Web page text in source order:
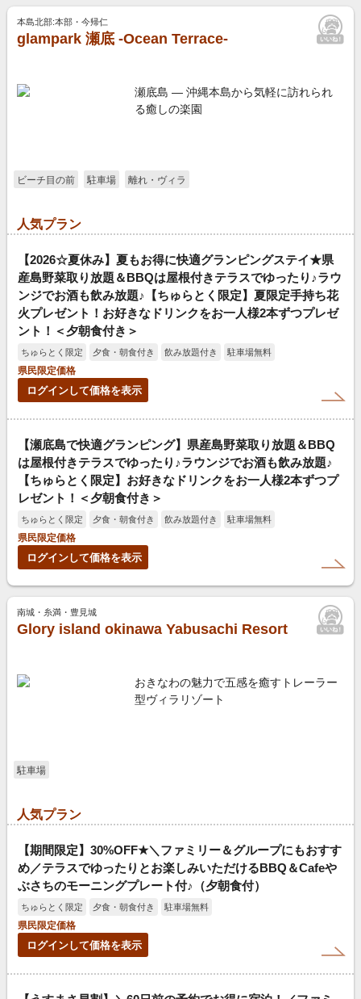
本島北部:本部・今帰仁
glampark 瀬底 -Ocean Terrace-
瀬底島 — 沖縄本島から気軽に訪れられ
る癒しの楽園
ビーチ目の前 駐車場 離れ・ヴィラ
人気プラン
【2026☆夏休み】夏もお得に快適グランピングステイ★県
産島野菜取り放題＆BBQは屋根付きテラスでゆったり♪ラウ
ンジでお酒も飲み放題♪【ちゅらとく限定】夏限定手持ち花
火プレゼント！お好きなドリンクをお一人様2本ずつプレゼ
ント！＜夕朝食付き＞
ちゅらとく限定 夕食・朝食付き 飲み放題付き
駐車場無料
県民限定価格
ログインして価格を表示
【瀬底島で快適グランピング】県産島野菜取り放題＆BBQ
は屋根付きテラスでゆったり♪ラウンジでお酒も飲み放題♪
【ちゅらとく限定】お好きなドリンクをお一人様2本ずつプ
レゼント！＜夕朝食付き＞
ちゅらとく限定 夕食・朝食付き 飲み放題付き
駐車場無料
県民限定価格
ログインして価格を表示
南城・糸満・豊見城
Glory island okinawa Yabusachi Resort
おきなわの魅力で五感を癒すトレーラー
型ヴィラリゾート
駐車場
人気プラン
【期間限定】30%OFF★＼ファミリー＆グループにもおすす
め／テラスでゆったりとお楽しみいただけるBBQ＆Cafeや
ぶさちのモーニングプレート付♪（夕朝食付）
ちゅらとく限定 夕食・朝食付き
駐車場無料
県民限定価格
ログインして価格を表示